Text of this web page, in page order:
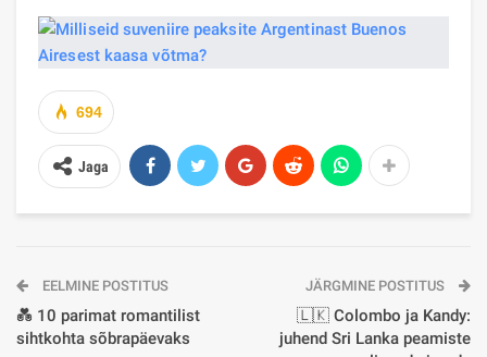
694
Jaga
EELMINE POSTITUS
💑 10 parimat romantilist
sihtkohta sõbrapäevaks
JÄRGMINE POSTITUS
🇱🇰 Colombo ja Kandy:
juhend Sri Lanka peamiste